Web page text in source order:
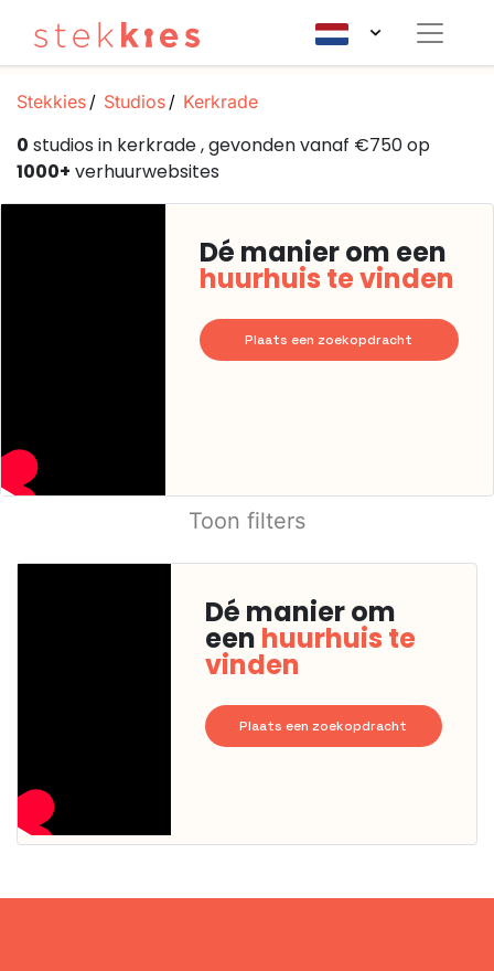
Stekkies Studios Kerkrade
0 studios in kerkrade , gevonden vanaf €750 op
1000+ verhuurwebsites
Dé manier om een
huurhuis te vinden
Plaats een zoekopdracht
Toon filters
Dé manier om
een huurhuis te
vinden
Plaats een zoekopdracht